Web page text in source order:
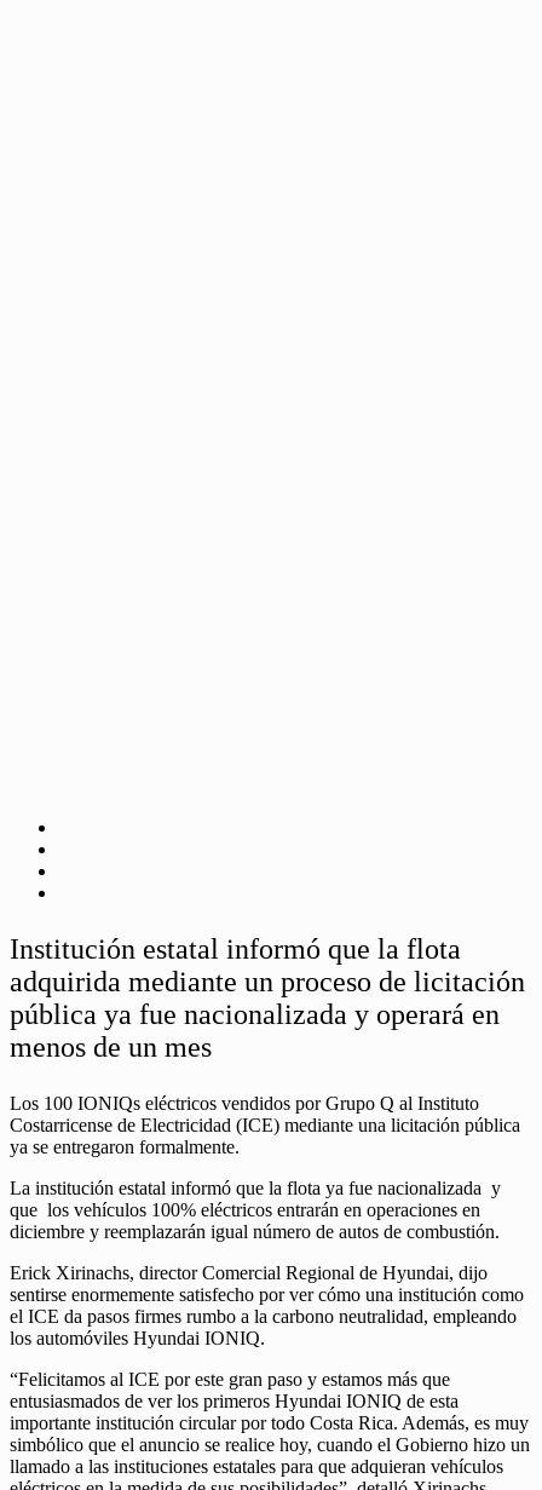
Institución estatal informó que la flota
adquirida mediante un proceso de licitación
pública ya fue nacionalizada y operará en
menos de un mes
Los 100 IONIQs eléctricos vendidos por Grupo Q al Instituto
Costarricense de Electricidad (ICE) mediante una licitación pública
ya se entregaron formalmente.
La institución estatal informó que la flota ya fue nacionalizada y
que los vehículos 100% eléctricos entrarán en operaciones en
diciembre y reemplazarán igual número de autos de combustión.
Erick Xirinachs, director Comercial Regional de Hyundai, dijo
sentirse enormemente satisfecho por ver cómo una institución como
el ICE da pasos firmes rumbo a la carbono neutralidad, empleando
los automóviles Hyundai IONIQ.
“Felicitamos al ICE por este gran paso y estamos más que
entusiasmados de ver los primeros Hyundai IONIQ de esta
importante institución circular por todo Costa Rica. Además, es muy
simbólico que el anuncio se realice hoy, cuando el Gobierno hizo un
llamado a las instituciones estatales para que adquieran vehículos